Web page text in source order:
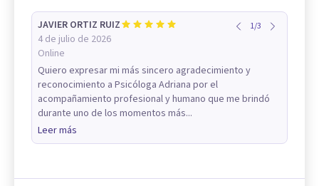
JAVIER ORTIZ RUIZ
4 de julio de 2026
Online
1/3
Quiero expresar mi más sincero agradecimiento y
reconocimiento a Psicóloga Adriana por el
acompañamiento profesional y humano que me brindó
durante uno de los momentos más...
Leer más